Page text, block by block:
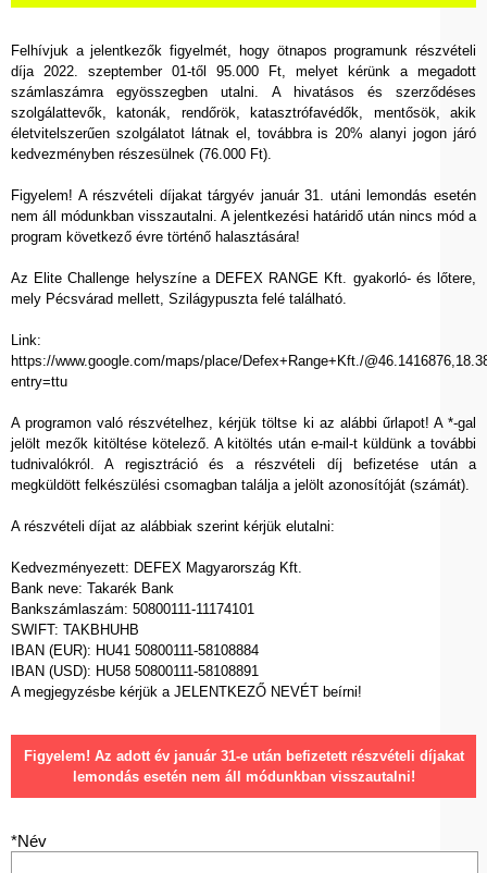
Felhívjuk a jelentkezők figyelmét, hogy ötnapos programunk részvételi
díja 2022. szeptember 01-től 95.000 Ft, melyet kérünk a megadott
számlaszámra egyösszegben utalni. A hivatásos és szerződéses
szolgálattevők, katonák, rendőrök, katasztrófavédők, mentősök, akik
életvitelszerűen szolgálatot látnak el, továbbra is 20% alanyi jogon járó
kedvezményben részesülnek (76.000 Ft).
Figyelem! A részvételi díjakat tárgyév január 31. utáni lemondás esetén
nem áll módunkban visszautalni. A jelentkezési határidő után nincs mód a
program következő évre történő halasztására!
Az Elite Challenge helyszíne a DEFEX RANGE Kft. gyakorló- és lőtere,
mely Pécsvárad mellett, Szilágypuszta felé található.
Link:
https://www.google.com/maps/place/Defex+Range+Kft./
entry=ttu
A programon való részvételhez, kérjük töltse ki az alábbi űrlapot! A *-gal
jelölt mezők kitöltése kötelező. A kitöltés után e-mail-t küldünk a további
tudnivalókról. A regisztráció és a részvételi díj befizetése után a
megküldött felkészülési csomagban találja a jelölt azonosítóját (számát).
A részvételi díjat az alábbiak szerint kérjük elutalni:
Kedvezményezett: DEFEX Magyarország Kft.
Bank neve: Takarék Bank
Bankszámlaszám: 50800111-11174101
SWIFT: TAKBHUHB
IBAN (EUR): HU41 50800111-58108884
IBAN (USD): HU58 50800111-58108891
A megjegyzésbe kérjük a JELENTKEZŐ NEVÉT beírni!
Figyelem! Az adott év január 31-e után befizetett részvételi díjakat
lemondás esetén nem áll módunkban visszautalni!
*Név